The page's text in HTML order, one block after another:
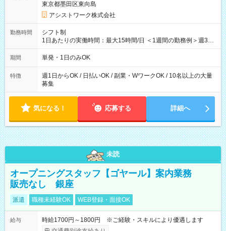
東京都墨田区東向島
アシストワーク株式会社
勤務時間
シフト制
1日あたりの実働時間：最大15時間/日 ＜1週間の勤務例＞週3回
勤務 勤務：月・水・金 休み：火・木・土・日 好きな時にお仕事
可能です！ ※1日あたりの最大実働時間は日勤、夜勤共に勤務し
期間 単発・1日のみOK
特徴
週1日からOK / 日払いOK / 副業・WワークOK / 10名以上の大量
募集
気になる！ 応募する 詳細へ
未読
オープニングスタッフ【ゴヤール】案内業務
販売なし 銀座
派遣 職種未経験OK WEB登録・面接OK
給与
時給1700円～1800円 ※ご経験・スキルにより優遇します